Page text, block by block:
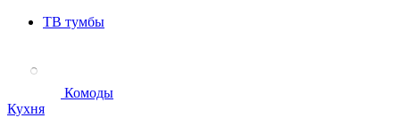
ТВ тумбы
Комоды
Кухня